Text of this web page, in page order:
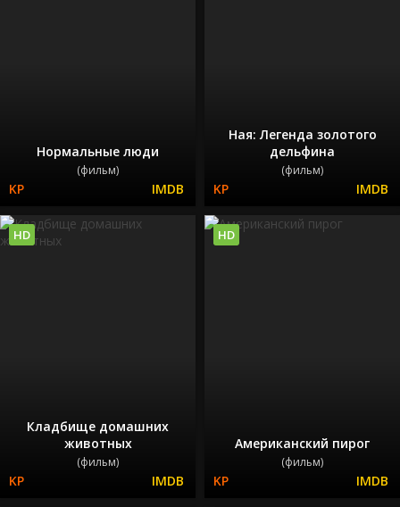
Нормальные люди
(фильм)
Ная: Легенда золотого
дельфина
(фильм)
Кладбище домашних
животных
(фильм)
HD
Американский пирог
(фильм)
HD